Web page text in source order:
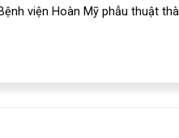
viện Hoàn Mỹ phẫu thuật